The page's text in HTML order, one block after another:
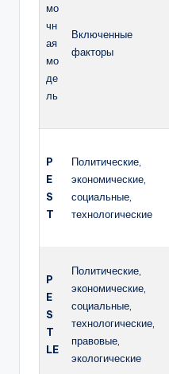
мо
чн
ая
мо
де
ль
Включенные
факторы
P
E
S
T
Политические,
экономические,
социальные,
технологические
P
E
S
T
LE
Политические,
экономические,
социальные,
технологические,
правовые,
экологические